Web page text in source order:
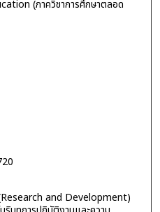
(ภาควิชาการศึกษาตลอด
and Development)